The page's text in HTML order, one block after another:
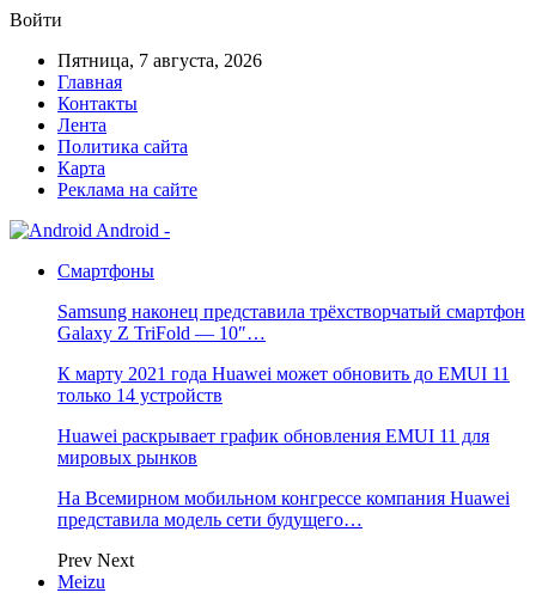
Войти
Пятница, 7 августа, 2026
Главная
Контакты
Лента
Политика сайта
Карта
Реклама на сайте
Android -
Смартфоны
Samsung наконец представила трёхстворчатый смартфон
Galaxy Z TriFold — 10″…
К марту 2021 года Huawei может обновить до EMUI 11
только 14 устройств
Huawei раскрывает график обновления EMUI 11 для
мировых рынков
На Всемирном мобильном конгрессе компания Huawei
представила модель сети будущего…
Prev Next
Meizu